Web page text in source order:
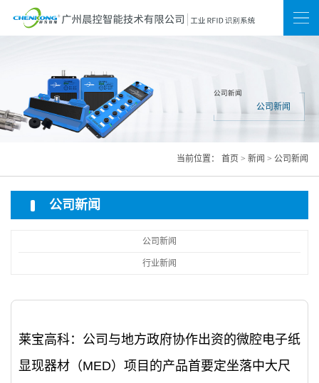
新闻
网站地图 公司新闻
公司新闻
当前位置： 首页 > 新闻 > 公司新闻
公司新闻
公司新闻
行业新闻
莱宝高科：公司与地方政府协作出资的微腔电子纸
显现器材（MED）项目的产品首要定坐落中大尺